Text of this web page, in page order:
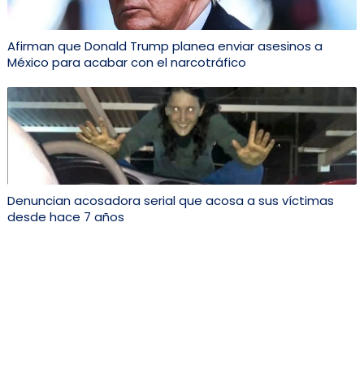
Afirman que Donald Trump planea enviar asesinos a
México para acabar con el narcotráfico
Denuncian acosadora serial que acosa a sus víctimas
desde hace 7 años